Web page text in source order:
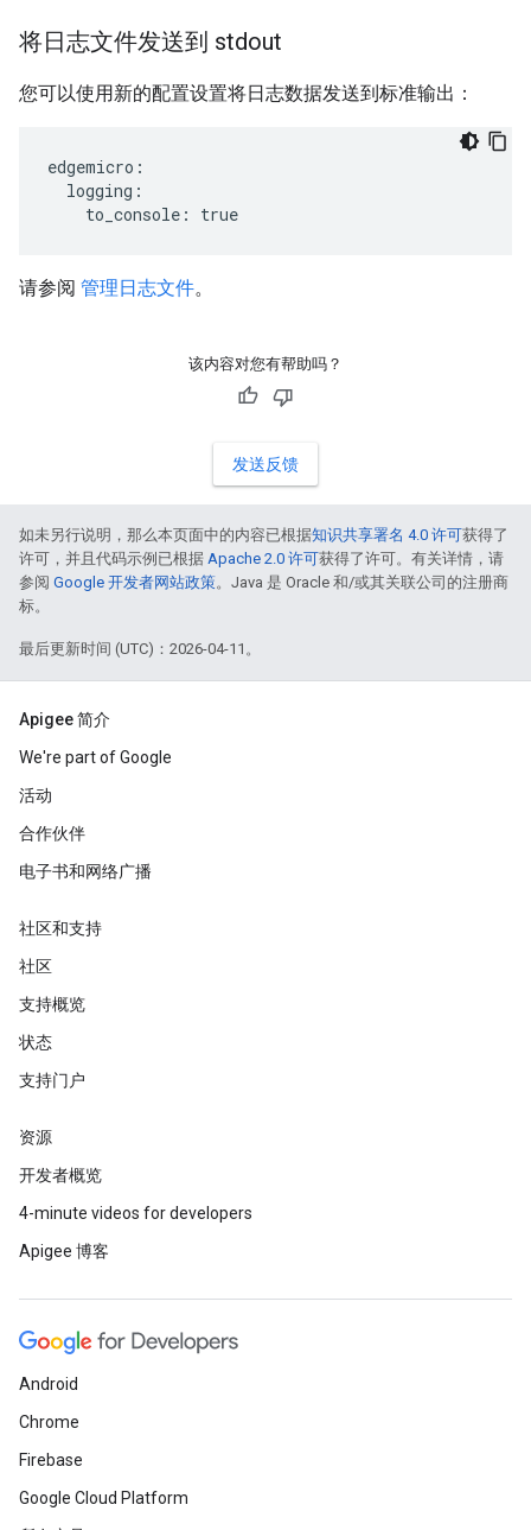
将日志文件发送到 stdout
您可以使用新的配置设置将日志数据发送到标准输出：
edgemicro:
  logging:
    to_console: true
请参阅 管理日志文件。
该内容对您有帮助吗？
发送反馈
如未另行说明，那么本页面中的内容已根据知识共享署名 4.0 许可获得了
许可，并且代码示例已根据 Apache 2.0 许可获得了许可。有关详情，请
参阅 Google 开发者网站政策。Java 是 Oracle 和/或其关联公司的注册商
标。
最后更新时间 (UTC)：2026-04-11。
Apigee 简介
We're part of Google
活动
合作伙伴
电子书和网络广播
社区和支持
社区
支持概览
状态
支持门户
资源
开发者概览
4-minute videos for developers
Apigee 博客
Android
Chrome
Firebase
Google Cloud Platform